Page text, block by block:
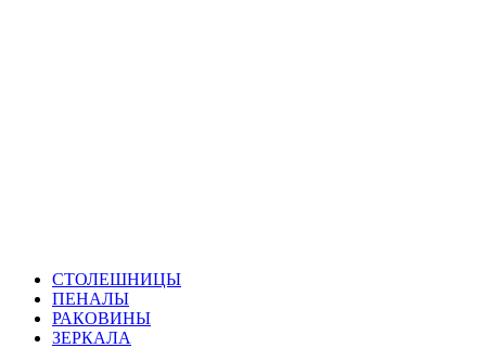
СТОЛЕШНИЦЫ
ПЕНАЛЫ
РАКОВИНЫ
ЗЕРКАЛА